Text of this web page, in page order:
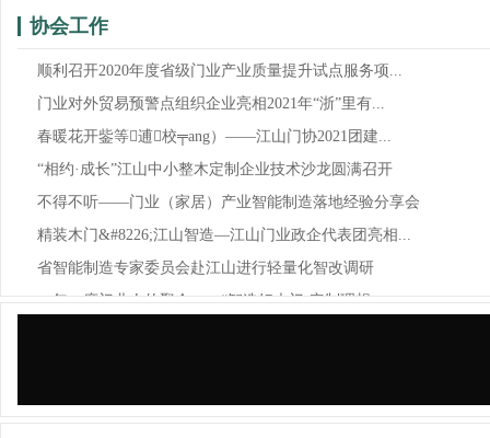
协会工作
顺利召开2020年度省级门业产业质量提升试点服务项...
门业对外贸易预警点组织企业亮相2021年“浙”里有...
春暖花开鈭等逋校╤ang）——江山门协2021团建...
“相约·成长”江山中小整木定制企业技术沙龙圆满召开
不得不听——门业（家居）产业智能制造落地经验分享会
精装木门&#8226;江山智造—江山门业政企代表团亮相...
省智能制造专家委员会赴江山进行轻量化智改调研
一年一度门业人的聚会——“智造好木门·定制理想...